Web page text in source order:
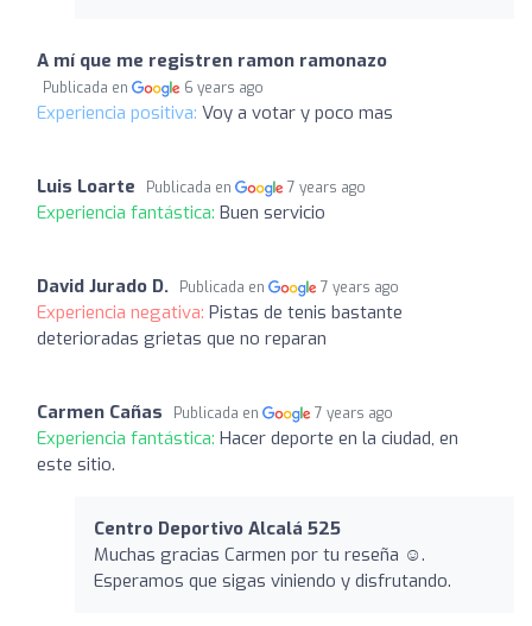
A mí que me registren ramon ramonazo
Publicada en 6 years ago
Experiencia positiva: Voy a votar y poco mas
Luis Loarte Publicada en 7 years ago
Experiencia fantástica: Buen servicio
David Jurado D. Publicada en 7 years ago
Experiencia negativa: Pistas de tenis bastante
deterioradas grietas que no reparan
Carmen Cañas Publicada en 7 years ago
Experiencia fantástica: Hacer deporte en la ciudad, en
este sitio.
Centro Deportivo Alcalá 525
Muchas gracias Carmen por tu reseña ☺️.
Esperamos que sigas viniendo y disfrutando.